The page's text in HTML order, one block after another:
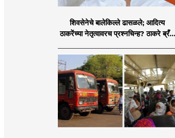
शिवसेनेचे बालेकिल्ले ढासळले; आदित्य
ठाकरेंच्या नेतृत्वावरच प्रश्नचिन्ह? ठाकरे ब्रँड